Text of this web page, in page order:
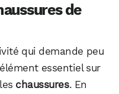
de
qui demande peu
essentiel sur
chaussures. En